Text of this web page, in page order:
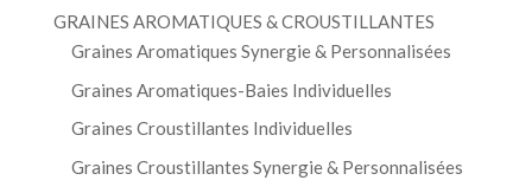
GRAINES AROMATIQUES & CROUSTILLANTES
Graines Aromatiques Synergie & Personnalisées
Graines Aromatiques-Baies Individuelles
Graines Croustillantes Individuelles
Graines Croustillantes Synergie & Personnalisées